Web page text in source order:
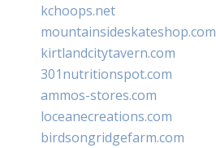
kchoops.net
mountainsideskateshop.com
kirtlandcitytavern.com
301nutritionspot.com
ammos-stores.com
loceanecreations.com
birdsongridgefarm.com